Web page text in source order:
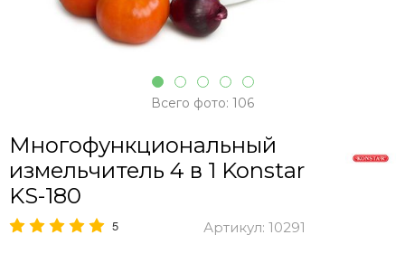
Всего фото: 106
Многофункциональный
измельчитель 4 в 1 Konstar
KS-180
5 Артикул: 10291